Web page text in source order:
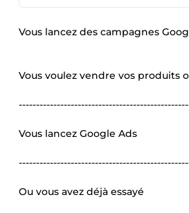
Vous lancez des campagnes
Vous voulez vendre vos produits
Vous lancez Google Ads
Ou vous avez déjà essayé